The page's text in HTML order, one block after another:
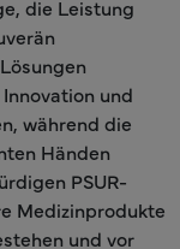
die Leistung
und
während die
Händen
PSUR-
Medizinprodukte
und vor